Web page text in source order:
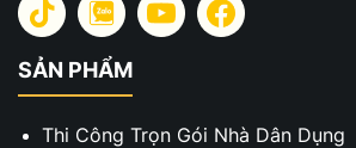
SẢN PHẨM
Thi Công Trọn Gói Nhà Dân Dụng